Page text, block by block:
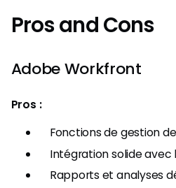
Pros and Cons
Adobe Workfront
Pros :
Fonctions de gestion
Intégration solide avec
Rapports et analyses